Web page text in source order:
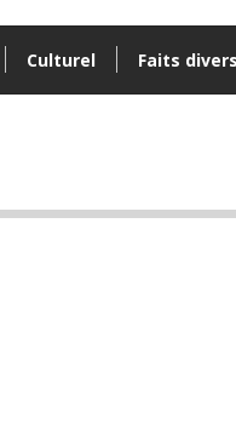
Culturel Faits divers